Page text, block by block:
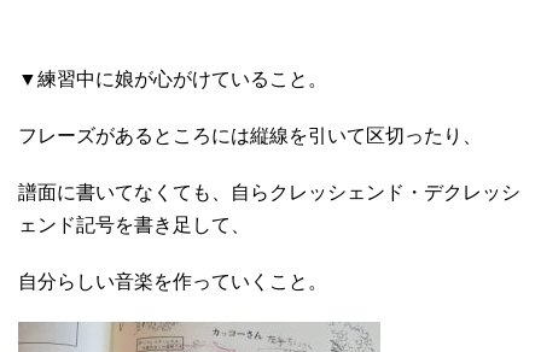
▼練習中に娘が心がけていること。
フレーズがあるところには縦線を引いて区切ったり、
譜面に書いてなくても、自らクレッシェンド・デクレッシ
ェンド記号を書き足して、
自分らしい音楽を作っていくこと。